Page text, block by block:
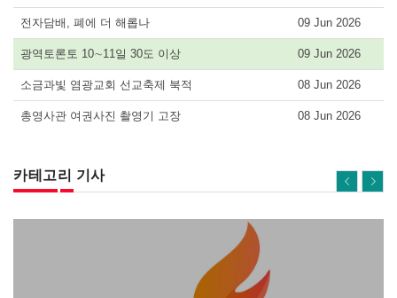
전자담배, 폐에 더 해롭나 09 Jun 2026
광역토론토 10∼11일 30도 이상 09 Jun 2026
소금과빛 염광교회 선교축제 북적 08 Jun 2026
총영사관 여권사진 촬영기 고장 08 Jun 2026
카테고리 기사